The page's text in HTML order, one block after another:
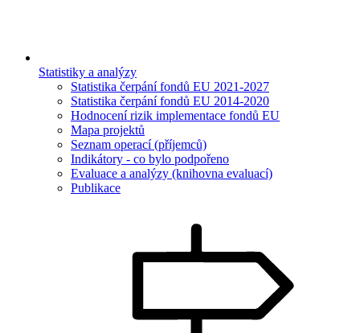
Statistiky a analýzy
Statistika čerpání fondů EU 2021-2027
Statistika čerpání fondů EU 2014-2020
Hodnocení rizik implementace fondů EU
Mapa projektů
Seznam operací (příjemců)
Indikátory - co bylo podpořeno
Evaluace a analýzy (knihovna evaluací)
Publikace